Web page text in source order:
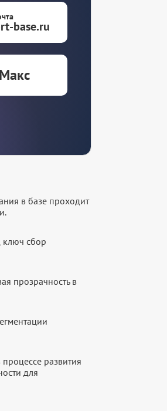
base.ru
в базе проходит
ключ сбор
прозрачность в
развития
для